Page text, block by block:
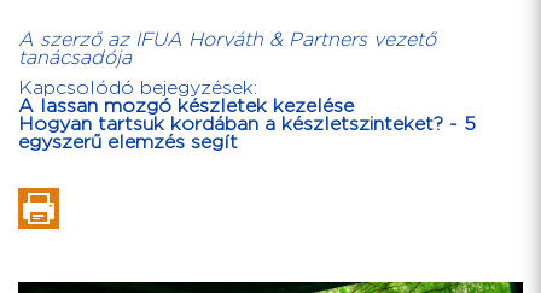
A szerző az IFUA Horváth & Partners vezető
tanácsadója
Kapcsolódó bejegyzések:
A lassan mozgó készletek kezelése
Hogyan tartsuk kordában a készletszinteket? - 5
egyszerű elemzés segít